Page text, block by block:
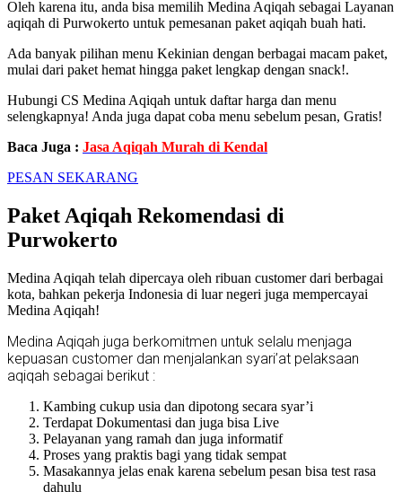
Oleh karena itu, anda bisa memilih Medina Aqiqah sebagai Layanan
aqiqah di Purwokerto untuk pemesanan paket aqiqah buah hati.
Ada banyak pilihan menu Kekinian dengan berbagai macam paket,
mulai dari paket hemat hingga paket lengkap dengan snack!.
Hubungi CS Medina Aqiqah untuk daftar harga dan menu
selengkapnya! Anda juga dapat coba menu sebelum pesan, Gratis!
Baca Juga : Jasa Aqiqah Murah di Kendal
PESAN SEKARANG
Paket Aqiqah Rekomendasi di
Purwokerto
Medina Aqiqah telah dipercaya oleh ribuan customer dari berbagai
kota, bahkan pekerja Indonesia di luar negeri juga mempercayai
Medina Aqiqah!
Medina Aqiqah juga berkomitmen untuk selalu menjaga
kepuasan customer dan menjalankan syari’at pelaksaan
aqiqah sebagai berikut :
Kambing cukup usia dan dipotong secara syar’i
Terdapat Dokumentasi dan juga bisa Live
Pelayanan yang ramah dan juga informatif
Proses yang praktis bagi yang tidak sempat
Masakannya jelas enak karena sebelum pesan bisa test rasa
dahulu